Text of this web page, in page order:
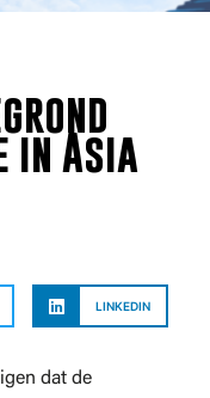
in Asia
LINKEDIN
dat de